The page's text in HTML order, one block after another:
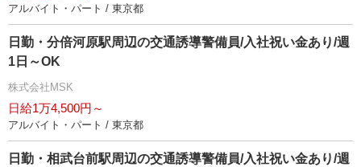
アルバイト・パート / 東京都
日勤・分倍河原駅周辺の交通誘導警備員/入社祝い金あり/週
1日～OK
株式会社MSK
日給1万4,500円～
アルバイト・パート / 東京都
日勤・相武台前駅周辺の交通誘導警備員/入社祝い金あり/週